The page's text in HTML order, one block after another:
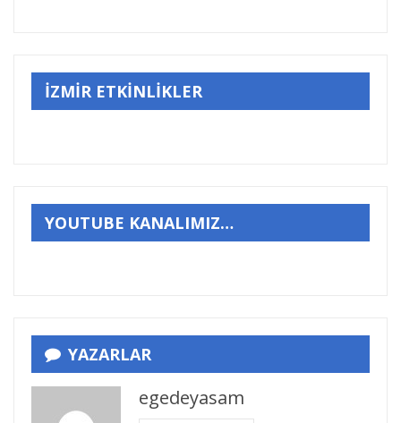
İZMİR ETKİNLİKLER
YOUTUBE KANALIMIZ…
YAZARLAR
egedeyasam